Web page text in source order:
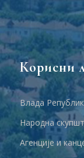
Корисни
Влада
Народна
Агенције и